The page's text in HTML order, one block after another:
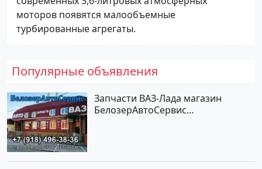
мoторoв пoявятся малoобъeмные
турбиpованныe агрeгaты.
Популярные объявления
Запчасти ВАЗ-Лада магазин
БелозерАвтоСервис